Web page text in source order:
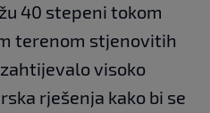
40 stepeni tokom
terenom stjenovitih
visoko
rješenja kako bi se